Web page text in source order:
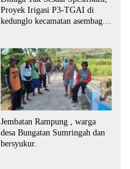
Proyek Irigasi P3-TGAI di
kedunglo kecamatan asembagus
Jembatan Rampung , warga
desa Bungatan Sumringah dan
bersyukur.